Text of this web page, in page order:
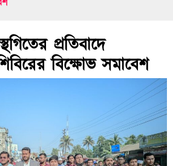
প্রতিবাদে
বিক্ষোভ সমাবেশ